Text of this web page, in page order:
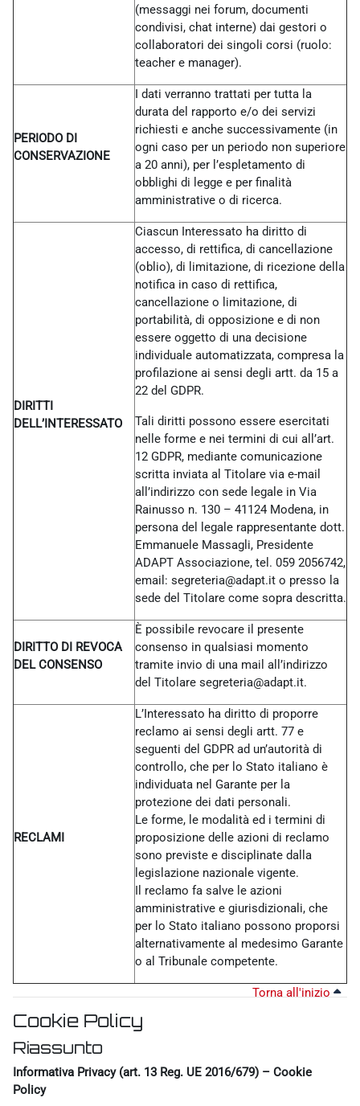
(messaggi nei forum, documenti
condivisi, chat interne) dai gestori o
collaboratori dei singoli corsi (ruolo:
teacher e manager).
PERIODO DI
CONSERVAZIONE
I dati verranno trattati per tutta la
durata del rapporto e/o dei servizi
richiesti e anche successivamente (in
ogni caso per un periodo non superiore
a 20 anni), per l’espletamento di
obblighi di legge e per finalità
amministrative o di ricerca.
DIRITTI
DELL’INTERESSATO
Ciascun Interessato ha diritto di
accesso, di rettifica, di cancellazione
(oblio), di limitazione, di ricezione della
notifica in caso di rettifica,
cancellazione o limitazione, di
portabilità, di opposizione e di non
essere oggetto di una decisione
individuale automatizzata, compresa la
profilazione ai sensi degli artt. da 15 a
22 del GDPR.
Tali diritti possono essere esercitati
nelle forme e nei termini di cui all’art.
12 GDPR, mediante comunicazione
scritta inviata al Titolare via e-mail
all’indirizzo con sede legale in Via
Rainusso n. 130 – 41124 Modena, in
persona del legale rappresentante dott.
Emmanuele Massagli, Presidente
ADAPT Associazione, tel. 059 2056742,
email: segreteria@adapt.it o presso la
sede del Titolare come sopra descritta.
DIRITTO DI REVOCA
DEL CONSENSO
È possibile revocare il presente
consenso in qualsiasi momento
tramite invio di una mail all’indirizzo
del Titolare segreteria@adapt.it.
RECLAMI
L’Interessato ha diritto di proporre
reclamo ai sensi degli artt. 77 e
seguenti del GDPR ad un’autorità di
controllo, che per lo Stato italiano è
individuata nel Garante per la
protezione dei dati personali.
Le forme, le modalità ed i termini di
proposizione delle azioni di reclamo
sono previste e disciplinate dalla
legislazione nazionale vigente.
Il reclamo fa salve le azioni
amministrative e giurisdizionali, che
per lo Stato italiano possono proporsi
alternativamente al medesimo Garante
o al Tribunale competente.
Torna all'inizio
Cookie Policy
Riassunto
Informativa Privacy (art. 13 Reg. UE 2016/679) – Cookie
Policy